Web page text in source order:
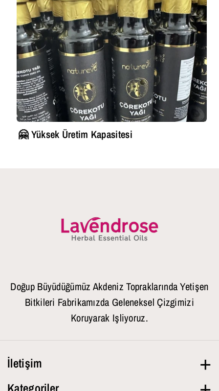
🤗 Yüksek Üretim Kapasitesi
Doğup Büyüdüğümüz Akdeniz Topraklarında Yetişen
Bitkileri Fabrikamızda Geleneksel Çizgimizi
Koruyarak Işliyoruz.
İletişim
Hafta İçi 09.00-18.00